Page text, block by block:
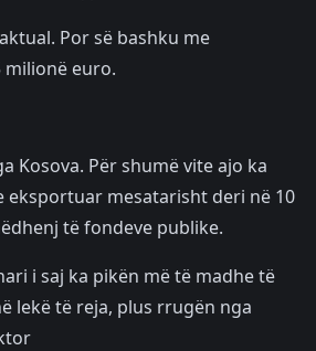
Por së bashku me
milionë euro.
Kosova. Për shumë vite ajo ka
eksportuar mesatarisht deri në 10
të fondeve publike.
i saj ka pikën më të madhe të
lekë të reja, plus rrugën nga